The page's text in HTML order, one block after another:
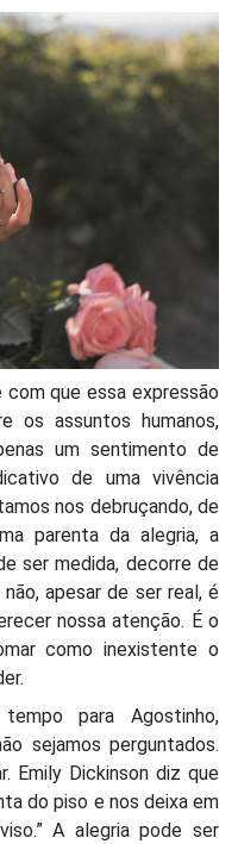
que essa expressão
os assuntos humanos,
um sentimento de
de uma vivência
nos debruçando, de
parenta da alegria, a
ser medida, decorre de
apesar de ser real, é
nossa atenção. É o
como inexistente o
para Agostinho,
sejamos perguntados.
Emily Dickinson diz que
do piso e nos deixa em
A alegria pode ser